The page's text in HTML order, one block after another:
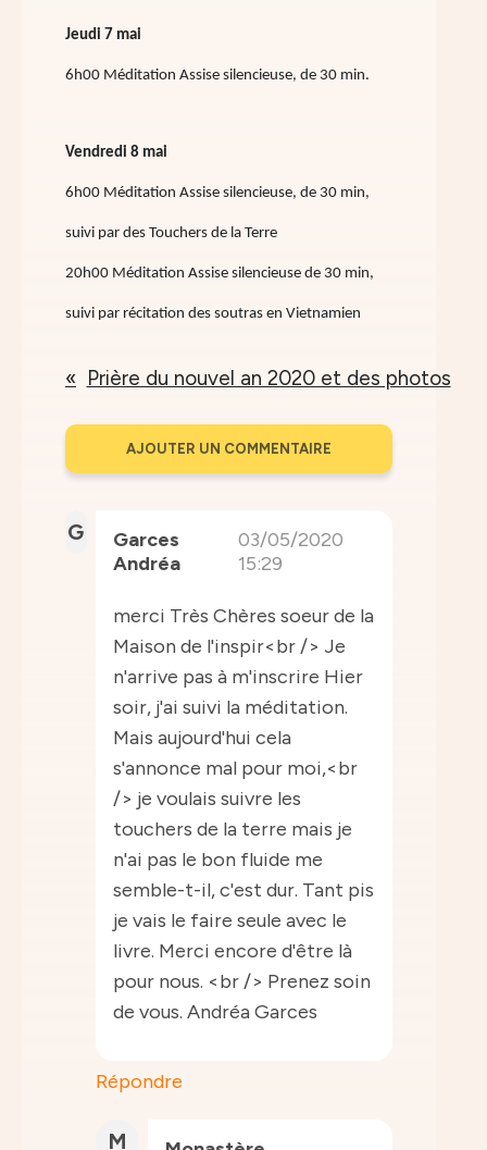
Jeudi 7 mai
6h00 Méditation Assise silencieuse, de 30 min.
Vendredi 8 mai
6h00 Méditation Assise silencieuse, de 30 min,
suivi par des Touchers de la Terre
20h00 Méditation Assise silencieuse de 30 min,
suivi par récitation des soutras en Vietnamien
Prière du nouvel an 2020 et des photos
AJOUTER UN COMMENTAIRE
G
Garces
Andréa
03/05/2020
15:29
merci Très Chères soeur de la
Maison de l'inspir<br /> Je
n'arrive pas à m'inscrire Hier
soir, j'ai suivi la méditation.
Mais aujourd'hui cela
s'annonce mal pour moi,<br
/> je voulais suivre les
touchers de la terre mais je
n'ai pas le bon fluide me
semble-t-il, c'est dur. Tant pis
je vais le faire seule avec le
livre. Merci encore d'être là
pour nous. <br /> Prenez soin
de vous. Andréa Garces
Répondre
M